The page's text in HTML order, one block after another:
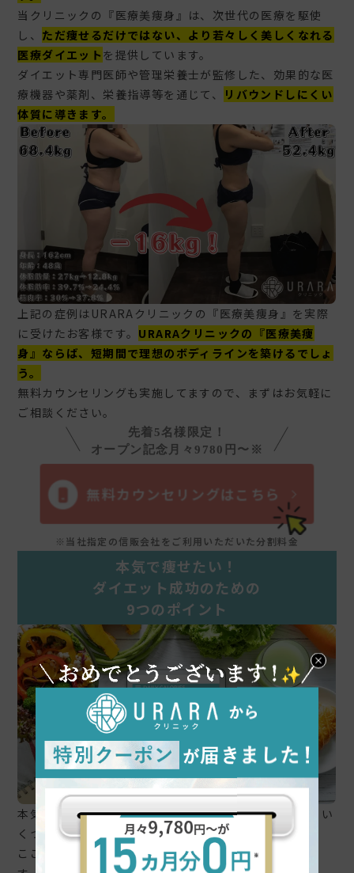
当クリニックの『医療美痩身』は、次世代の医療を駆使
し、 ただ痩せるだけではない、より若々しく美しくなれる
医療ダイエット を提供しています。
ダイエット専門医師や管理栄養士が監修した、効果的な医
療機器や薬剤、栄養指導等を通じて、
リバウンドしにくい
体質に導きます。
上記の症例はURARAクリニックの『医療美痩身』を実際
に受けたお客様です。 URARAクリニックの『医療美痩
身』ならば、短期間で理想のボディラインを築けるでしょ
う。
無料カウンセリングも実施してますので、まずはお気軽に
ご相談ください。
先着5名様限定！
オープン記念月々9780円〜※
無料カウンセリングはこちら
※当社指定の信販会社をご利用いただいた分割料金
本気で痩せたい！
ダイエット成功のための
9つのポイント
本気で痩せたい方がダイエットを成功させるためには、い
くつかのポイントを押さえる必要があります。
ここでは具体的に代表的な9つのポイントをご紹介しま